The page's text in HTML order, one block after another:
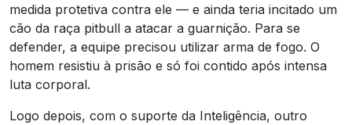
medida protetiva contra ele — e ainda teria incitado um
cão da raça pitbull a atacar a guarnição. Para se
defender, a equipe precisou utilizar arma de fogo. O
homem resistiu à prisão e só foi contido após intensa
luta corporal.
Logo depois, com o suporte da Inteligência, outro